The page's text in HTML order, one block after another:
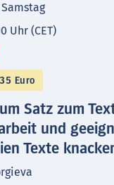
Uhr (CET)
Euro
Satz zum
und
Texte